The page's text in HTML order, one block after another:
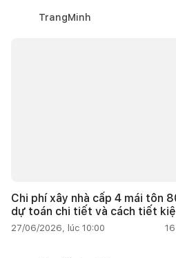
TrangMinh
Chi phí xây nhà cấp 4 mái tôn
dự toán chi tiết và cách tiết
27/06/2026, lúc 10:00 16